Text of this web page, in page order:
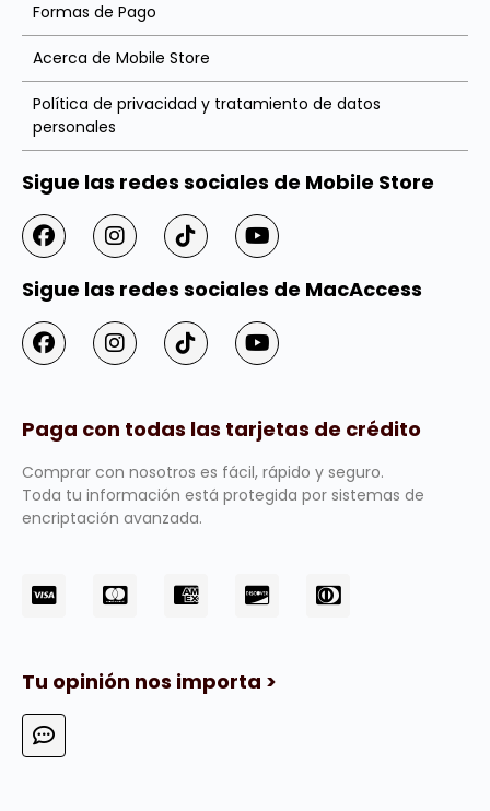
Formas de Pago
Acerca de Mobile Store
Política de privacidad y tratamiento de datos
personales
Sigue las redes sociales de Mobile Store
Sigue las redes sociales de MacAccess
Paga con todas las tarjetas de crédito
Comprar con nosotros es fácil, rápido y seguro.
Toda tu información está protegida por sistemas de
encriptación avanzada.
Tu opinión nos importa >